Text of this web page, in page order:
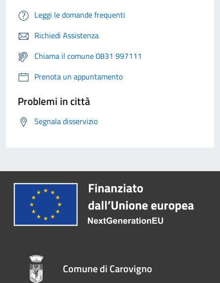
Leggi le domande frequenti
Richiedi Assistenza
Chiama il comune 0831 997111
Prenota un appuntamento
Problemi in città
Segnala disservizio
Comune di Carovigno